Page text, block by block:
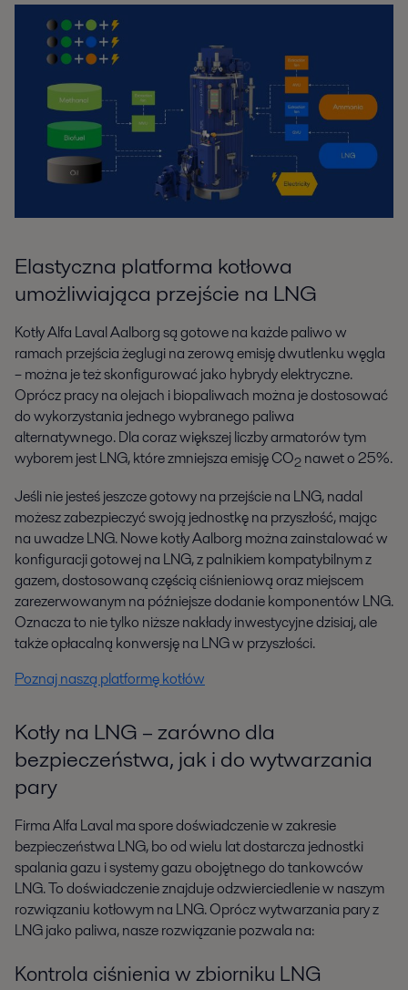
Elastyczna platforma kotłowa
umożliwiająca przejście na LNG
Kotły Alfa Laval Aalborg są gotowe na każde paliwo w
ramach przejścia żeglugi na zerową emisję dwutlenku węgla
– można je też skonfigurować jako hybrydy elektryczne.
Oprócz pracy na olejach i biopaliwach można je dostosować
do wykorzystania jednego wybranego paliwa
alternatywnego. Dla coraz większej liczby armatorów tym
wyborem jest LNG, które zmniejsza emisję CO2 nawet o 25%.​
Jeśli nie jesteś jeszcze gotowy na przejście na LNG, nadal
możesz zabezpieczyć swoją jednostkę na przyszłość, mając
na uwadze LNG. Nowe kotły Aalborg można zainstalować w
konfiguracji gotowej na LNG, z palnikiem kompatybilnym z
gazem, dostosowaną częścią ciśnieniową oraz miejscem
zarezerwowanym na późniejsze dodanie komponentów LNG.
Oznacza to nie tylko niższe nakłady inwestycyjne dzisiaj, ale
także opłacalną konwersję na LNG w przyszłości.​
Poznaj naszą platformę kotłów
Kotły na LNG – zarówno dla
bezpieczeństwa, jak i do wytwarzania
pary
Firma Alfa Laval ma spore doświadczenie w zakresie
bezpieczeństwa LNG, bo od wielu lat dostarcza jednostki
spalania gazu i systemy gazu obojętnego do tankowców
LNG. To doświadczenie znajduje odzwierciedlenie w naszym
rozwiązaniu kotłowym na LNG. Oprócz wytwarzania pary z
LNG jako paliwa, nasze rozwiązanie pozwala na:​
Kontrola ciśnienia w zbiorniku LNG